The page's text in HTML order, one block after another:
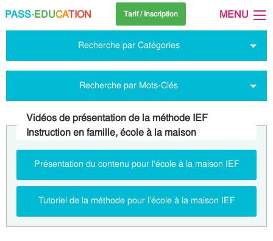
PASS-EDUCATION Tarif / Inscription MENU
Recherche par Catégories
Recherche par Mots-Clés
Vidéos de présentation de la méthode IEF
Instruction en famille, école à la maison
Présentation du contenu pour l'école à la maison IEF
Tutoriel de la méthode pour l'école à la maison IEF